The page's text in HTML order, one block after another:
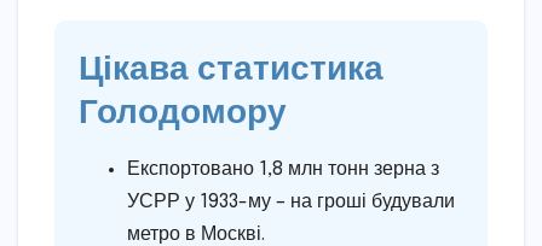
Цікава статистика
Голодомору
Експортовано 1,8 млн тонн зерна з
УСРР у 1933-му – на гроші будували
метро в Москві.